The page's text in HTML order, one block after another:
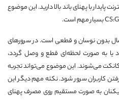
پایدار با پهنای باند بالا دارید. این موضوع
بدون نوسان و قطعی است. در سرورهای
یا به صورت لحظه‌ای قطع و وصل گردد،
می‌شوند. این موضوع می‌تواند تجربه
کاربران سرور شود. نکته مهم دیگر این
به صورت مستقیم روی مصرف پهنای